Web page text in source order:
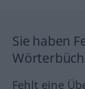
Sie haben
Fehlt eine